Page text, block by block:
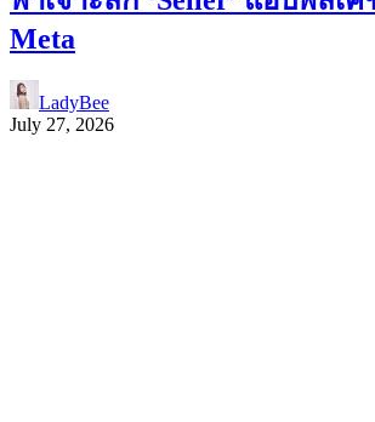
Meta
LadyBee
July 27, 2026